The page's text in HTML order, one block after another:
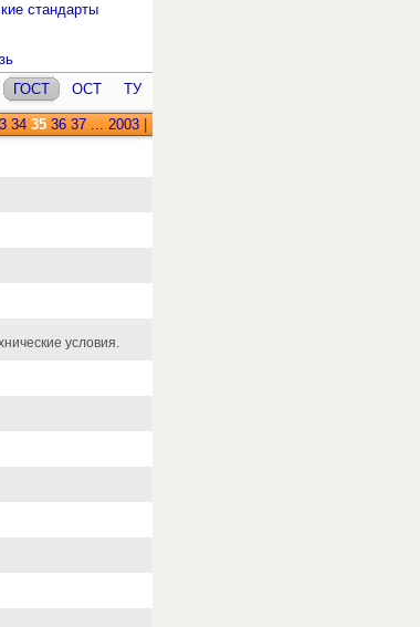
стандарты
ГОСТ ОСТ ТУ
34 35 36 37 ... 2003
условия.